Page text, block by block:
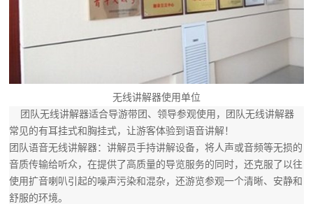
无线讲解器使用单位
团队无线讲解器适合导游带团、领导参观使用，团队无线讲解器
常见的有耳挂式和胸挂式，让游客体验到语音讲解！
团队语音无线讲解器：讲解员手持讲解设备，将人声或音频等无损的
音质传输给听众，在提供了高质量的导览服务的同时，还克服了以往
使用扩音喇叭引起的噪声污染和混杂，还游览参观一个清晰、安静和
舒服的环境。